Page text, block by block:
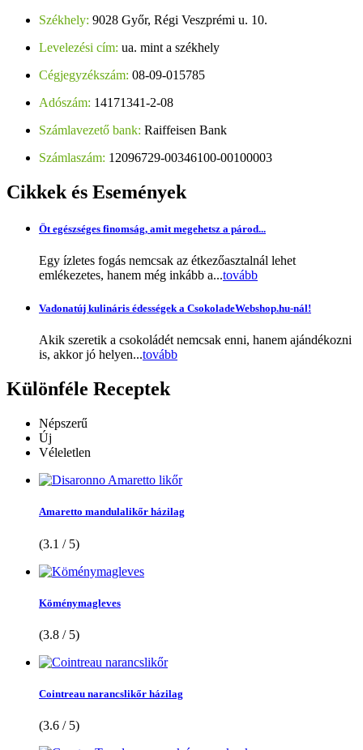
Székhely: 9028 Győr, Régi Veszprémi u. 10.
Levelezési cím: ua. mint a székhely
Cégjegyzékszám: 08-09-015785
Adószám: 14171341-2-08
Számlavezető bank: Raiffeisen Bank
Számlaszám: 12096729-00346100-00100003
Cikkek és Események
Öt egészséges finomság, amit megehetsz a párod...
Egy ízletes fogás nemcsak az étkezőasztalnál lehet
emlékezetes, hanem még inkább a...tovább
Vadonatúj kulináris édességek a CsokoladeWebshop.hu-nál!
Akik szeretik a csokoládét nemcsak enni, hanem ajándékozni
is, akkor jó helyen...tovább
Különféle Receptek
Népszerű
Új
Véleletlen
Amaretto mandulalikőr házilag
(3.1 / 5)
Köménymagleves
(3.8 / 5)
Cointreau narancslikőr házilag
(3.6 / 5)